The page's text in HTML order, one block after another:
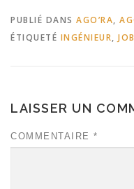
PUBLIÉ DANS AGO’RA,
ÉTIQUETÉ INGÉNIEUR, JOB
LAISSER UN
COMMENTAIRE *